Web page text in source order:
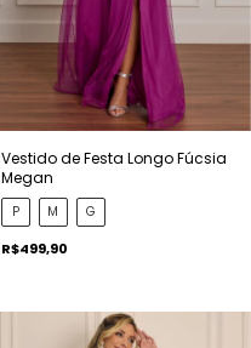
Vestido de Festa Longo Fúcsia
Megan
P M G
R$499,90